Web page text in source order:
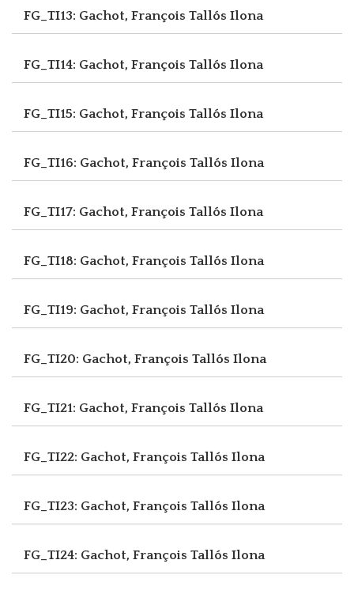
FG_TI13: Gachot, François Tallós Ilona
FG_TI14: Gachot, François Tallós Ilona
FG_TI15: Gachot, François Tallós Ilona
FG_TI16: Gachot, François Tallós Ilona
FG_TI17: Gachot, François Tallós Ilona
FG_TI18: Gachot, François Tallós Ilona
FG_TI19: Gachot, François Tallós Ilona
FG_TI20: Gachot, François Tallós Ilona
FG_TI21: Gachot, François Tallós Ilona
FG_TI22: Gachot, François Tallós Ilona
FG_TI23: Gachot, François Tallós Ilona
FG_TI24: Gachot, François Tallós Ilona